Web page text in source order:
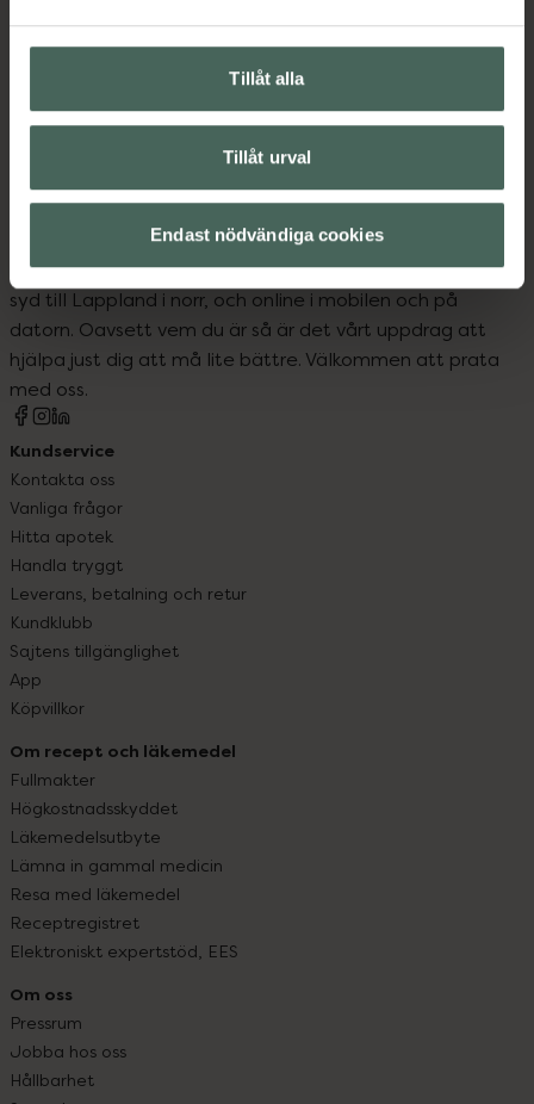
Tillåt alla
Tillåt urval
Endast nödvändiga cookies
Upptäck flera produkter inom
Makeup
Kronans Apotek finns här för dig. Du hittar oss från Skåne i
syd till Lappland i norr, och online i mobilen och på
datorn. Oavsett vem du är så är det vårt uppdrag att
hjälpa just dig att må lite bättre. Välkommen att prata
med oss.
Kundservice
Kontakta oss
Vanliga frågor
Hitta apotek
Handla tryggt
Leverans, betalning och retur
Kundklubb
Sajtens tillgänglighet
App
Köpvillkor
Om recept och läkemedel
Fullmakter
Högkostnadsskyddet
Läkemedelsutbyte
Lämna in gammal medicin
Resa med läkemedel
Receptregistret
Elektroniskt expertstöd, EES
Om oss
Pressrum
Jobba hos oss
Hållbarhet